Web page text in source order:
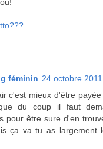
féminin 24 octobre
c'est mieux d'être
du coup il faut
pour être sure d'en
ça va tu as largement